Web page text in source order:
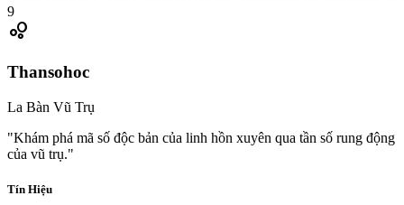
9
bubble_chart
Thansohoc
La Bàn Vũ Trụ
"Khám phá mã số độc bản của linh hồn xuyên qua tần số rung động
của vũ trụ."
Tín Hiệu